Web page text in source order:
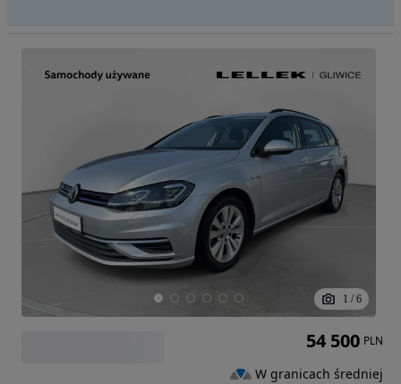
1 / 6
54 500 PLN
W granicach średniej